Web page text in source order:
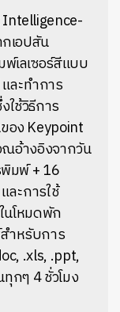
เอปสัน
เลเซอร์สีแบบ
ละทำการ
ช้วิธีการ
อง Keypoint
อ้างอิงจากวัน
มพ์ + 16
ละการใช้
นโหมดพัก
ำหรับการ
.xls, .ppt,
กๆ 4 ชั่วโมง